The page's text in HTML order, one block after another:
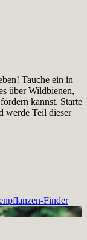
Tauche ein in
über Wildbienen,
kannst. Starte
werde Teil dieser
Finder